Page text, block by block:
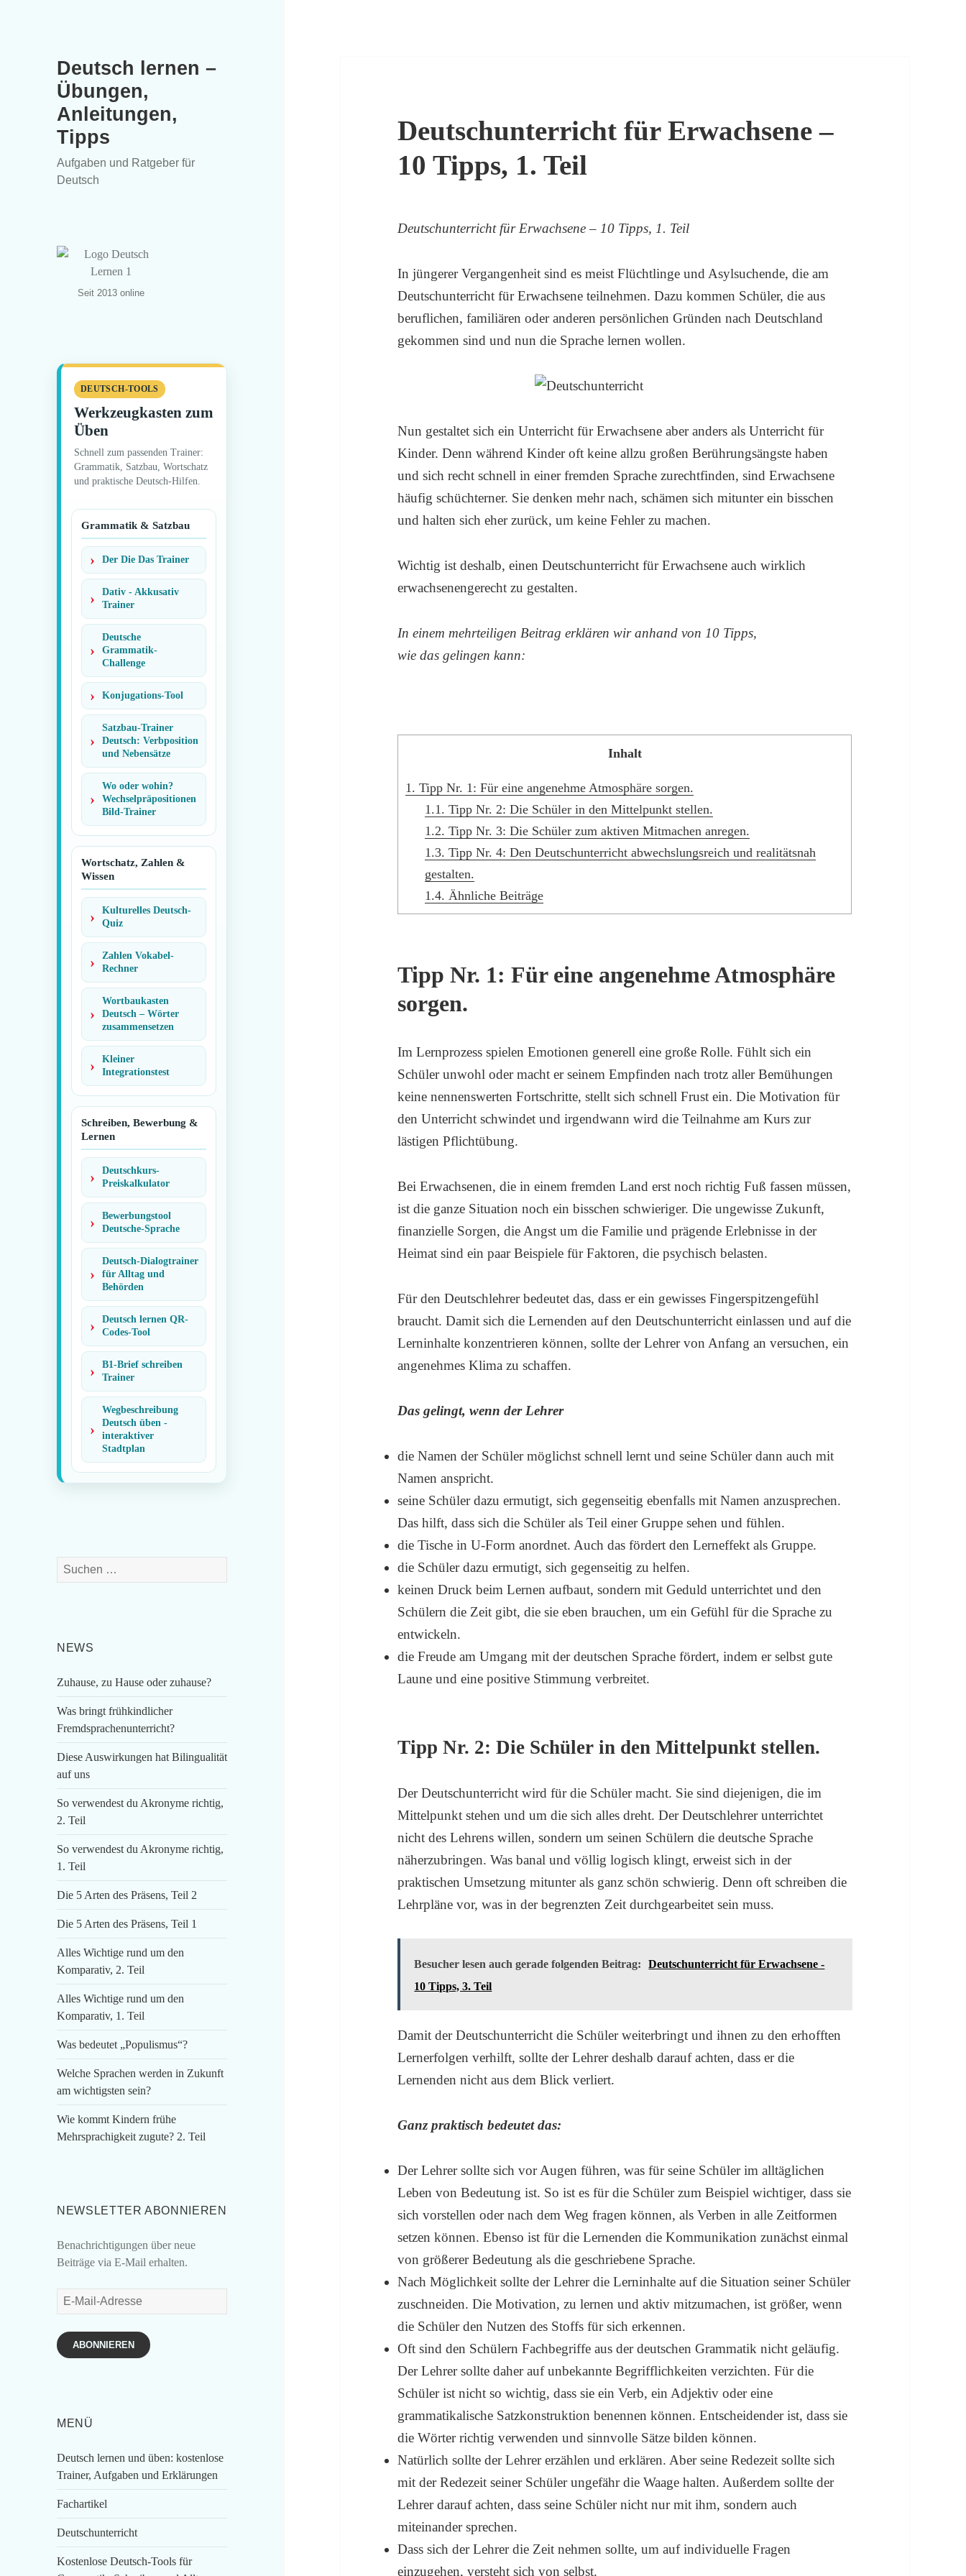
Deutsch lernen –
Übungen,
Anleitungen,
Tipps
Aufgaben und Ratgeber für
Deutsch
Seit 2013 online
DEUTSCH-TOOLS
Werkzeugkasten zum
Üben
Schnell zum passenden Trainer:
Grammatik, Satzbau, Wortschatz
und praktische Deutsch-Hilfen.
Grammatik & Satzbau
Der Die Das Trainer
Dativ - Akkusativ
Trainer
Deutsche
Grammatik-
Challenge
Konjugations-Tool
Satzbau-Trainer
Deutsch: Verbposition
und Nebensätze
Wo oder wohin?
Wechselpräpositionen
Bild-Trainer
Wortschatz, Zahlen &
Wissen
Kulturelles Deutsch-
Quiz
Zahlen Vokabel-
Rechner
Wortbaukasten
Deutsch – Wörter
zusammensetzen
Kleiner
Integrationstest
Schreiben, Bewerbung &
Lernen
Deutschkurs-
Preiskalkulator
Bewerbungstool
Deutsche-Sprache
Deutsch-Dialogtrainer
für Alltag und
Behörden
Deutsch lernen QR-
Codes-Tool
B1-Brief schreiben
Trainer
Wegbeschreibung
Deutsch üben -
interaktiver
Stadtplan
Suchen
nach:
NEWS
Zuhause, zu Hause oder zuhause?
Was bringt frühkindlicher
Fremdsprachenunterricht?
Diese Auswirkungen hat Bilingualität
auf uns
So verwendest du Akronyme richtig,
2. Teil
So verwendest du Akronyme richtig,
1. Teil
Die 5 Arten des Präsens, Teil 2
Die 5 Arten des Präsens, Teil 1
Alles Wichtige rund um den
Komparativ, 2. Teil
Alles Wichtige rund um den
Komparativ, 1. Teil
Was bedeutet „Populismus“?
Welche Sprachen werden in Zukunft
am wichtigsten sein?
Wie kommt Kindern frühe
Mehrsprachigkeit zugute? 2. Teil
NEWSLETTER ABONNIEREN
Benachrichtigungen über neue
Beiträge via E-Mail erhalten.
E-
Mail-
Adresse
ABONNIEREN
MENÜ
Deutsch lernen und üben: kostenlose
Trainer, Aufgaben und Erklärungen
Fachartikel
Deutschunterricht
Kostenlose Deutsch-Tools für
Deutschunterricht für Erwachsene –
10 Tipps, 1. Teil
Deutschunterricht für Erwachsene – 10 Tipps, 1. Teil
In jüngerer Vergangenheit sind es meist Flüchtlinge und Asylsuchende, die am
Deutschunterricht für Erwachsene teilnehmen. Dazu kommen Schüler, die aus
beruflichen, familiären oder anderen persönlichen Gründen nach Deutschland
gekommen sind und nun die Sprache lernen wollen.
Nun gestaltet sich ein Unterricht für Erwachsene aber anders als Unterricht für
Kinder. Denn während Kinder oft keine allzu großen Berührungsängste haben
und sich recht schnell in einer fremden Sprache zurechtfinden, sind Erwachsene
häufig schüchterner. Sie denken mehr nach, schämen sich mitunter ein bisschen
und halten sich eher zurück, um keine Fehler zu machen.
Wichtig ist deshalb, einen Deutschunterricht für Erwachsene auch wirklich
erwachsenengerecht zu gestalten.
In einem mehrteiligen Beitrag erklären wir anhand von 10 Tipps,
wie das gelingen kann:
Inhalt
1. Tipp Nr. 1: Für eine angenehme Atmosphäre sorgen.
1.1. Tipp Nr. 2: Die Schüler in den Mittelpunkt stellen.
1.2. Tipp Nr. 3: Die Schüler zum aktiven Mitmachen anregen.
1.3. Tipp Nr. 4: Den Deutschunterricht abwechslungsreich und realitätsnah
gestalten.
1.4. Ähnliche Beiträge
Tipp Nr. 1: Für eine angenehme Atmosphäre
sorgen.
Im Lernprozess spielen Emotionen generell eine große Rolle. Fühlt sich ein
Schüler unwohl oder macht er seinem Empfinden nach trotz aller Bemühungen
keine nennenswerten Fortschritte, stellt sich schnell Frust ein. Die Motivation für
den Unterricht schwindet und irgendwann wird die Teilnahme am Kurs zur
lästigen Pflichtübung.
Bei Erwachsenen, die in einem fremden Land erst noch richtig Fuß fassen müssen,
ist die ganze Situation noch ein bisschen schwieriger. Die ungewisse Zukunft,
finanzielle Sorgen, die Angst um die Familie und prägende Erlebnisse in der
Heimat sind ein paar Beispiele für Faktoren, die psychisch belasten.
Für den Deutschlehrer bedeutet das, dass er ein gewisses Fingerspitzengefühl
braucht. Damit sich die Lernenden auf den Deutschunterricht einlassen und auf die
Lerninhalte konzentrieren können, sollte der Lehrer von Anfang an versuchen, ein
angenehmes Klima zu schaffen.
Das gelingt, wenn der Lehrer
die Namen der Schüler möglichst schnell lernt und seine Schüler dann auch mit
Namen anspricht.
seine Schüler dazu ermutigt, sich gegenseitig ebenfalls mit Namen anzusprechen.
Das hilft, dass sich die Schüler als Teil einer Gruppe sehen und fühlen.
die Tische in U-Form anordnet. Auch das fördert den Lerneffekt als Gruppe.
die Schüler dazu ermutigt, sich gegenseitig zu helfen.
keinen Druck beim Lernen aufbaut, sondern mit Geduld unterrichtet und den
Schülern die Zeit gibt, die sie eben brauchen, um ein Gefühl für die Sprache zu
entwickeln.
die Freude am Umgang mit der deutschen Sprache fördert, indem er selbst gute
Laune und eine positive Stimmung verbreitet.
Tipp Nr. 2: Die Schüler in den Mittelpunkt stellen.
Der Deutschunterricht wird für die Schüler macht. Sie sind diejenigen, die im
Mittelpunkt stehen und um die sich alles dreht. Der Deutschlehrer unterrichtet
nicht des Lehrens willen, sondern um seinen Schülern die deutsche Sprache
näherzubringen. Was banal und völlig logisch klingt, erweist sich in der
praktischen Umsetzung mitunter als ganz schön schwierig. Denn oft schreiben die
Lehrpläne vor, was in der begrenzten Zeit durchgearbeitet sein muss.
Besucher lesen auch gerade folgenden Beitrag:
Deutschunterricht für Erwachsene -
10 Tipps, 3. Teil
Damit der Deutschunterricht die Schüler weiterbringt und ihnen zu den erhofften
Lernerfolgen verhilft, sollte der Lehrer deshalb darauf achten, dass er die
Lernenden nicht aus dem Blick verliert.
Ganz praktisch bedeutet das:
Der Lehrer sollte sich vor Augen führen, was für seine Schüler im alltäglichen
Leben von Bedeutung ist. So ist es für die Schüler zum Beispiel wichtiger, dass sie
sich vorstellen oder nach dem Weg fragen können, als Verben in alle Zeitformen
setzen können. Ebenso ist für die Lernenden die Kommunikation zunächst einmal
von größerer Bedeutung als die geschriebene Sprache.
Nach Möglichkeit sollte der Lehrer die Lerninhalte auf die Situation seiner Schüler
zuschneiden. Die Motivation, zu lernen und aktiv mitzumachen, ist größer, wenn
die Schüler den Nutzen des Stoffs für sich erkennen.
Oft sind den Schülern Fachbegriffe aus der deutschen Grammatik nicht geläufig.
Der Lehrer sollte daher auf unbekannte Begrifflichkeiten verzichten. Für die
Schüler ist nicht so wichtig, dass sie ein Verb, ein Adjektiv oder eine
grammatikalische Satzkonstruktion benennen können. Entscheidender ist, dass sie
die Wörter richtig verwenden und sinnvolle Sätze bilden können.
Natürlich sollte der Lehrer erzählen und erklären. Aber seine Redezeit sollte sich
mit der Redezeit seiner Schüler ungefähr die Waage halten. Außerdem sollte der
Lehrer darauf achten, dass seine Schüler nicht nur mit ihm, sondern auch
miteinander sprechen.
Dass sich der Lehrer die Zeit nehmen sollte, um auf individuelle Fragen
einzugehen, versteht sich von selbst.